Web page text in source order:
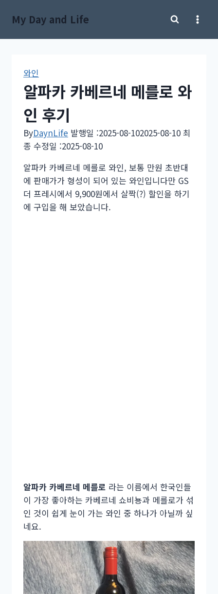
My Day and Life
와인
알파카 카베르네 메를로 와
인 후기
ByDaynLife 발행일 :2025-08-102025-08-10 최
종 수정일 :2025-08-10
알파카 카베르네 메를로 와인, 보통 만원 초반대
에 판매가가 형성이 되어 있는 와인입니다만 GS
더 프레시에서 9,900원에서 살짝(?) 할인을 하기
에 구입을 해 보았습니다.
알파카 카베르네 메를로 라는 이름에서 한국인들
이 가장 좋아하는 카베르네 쇼비뇽과 메를로가 섞
인 것이 쉽게 눈이 가는 와인 중 하나가 아닐까 싶
네요.